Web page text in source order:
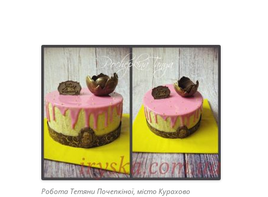
Робота Тетяни Почепкіної, місто Курахово